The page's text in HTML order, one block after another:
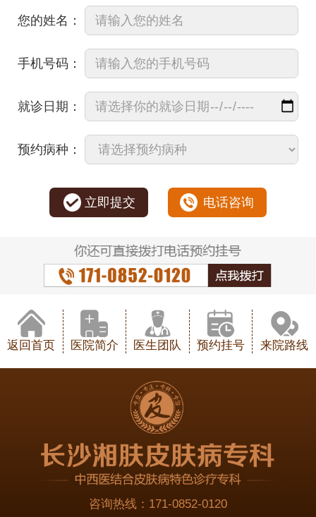
您的姓名：
手机号码：
就诊日期：
预约病种：
立即提交 电话咨询
返回首页 医院简介 医生团队 预约挂号 来院路线
咨询热线： 171-0852-0120